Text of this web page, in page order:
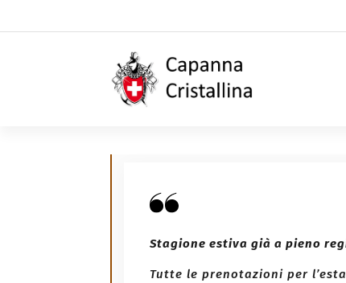
Stagione estiva già a pieno
Tutte le prenotazioni per